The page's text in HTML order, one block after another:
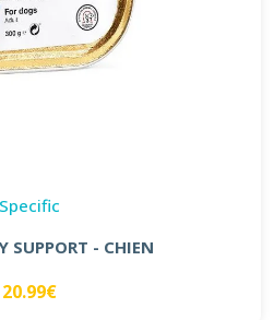
Specific
SUPPORT - CHIEN
20.99€